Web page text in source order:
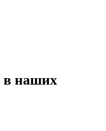
в наших